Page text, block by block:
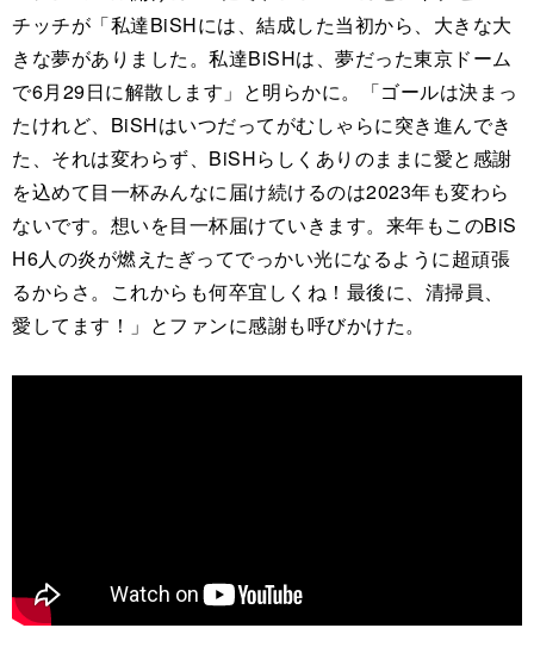
チッチが「私達BiSHには、結成した当初から、大きな大
きな夢がありました。私達BiSHは、夢だった東京ドーム
で6月29日に解散します」と明らかに。「ゴールは決まっ
たけれど、BiSHはいつだってがむしゃらに突き進んでき
た、それは変わらず、BiSHらしくありのままに愛と感謝
を込めて目一杯みんなに届け続けるのは2023年も変わら
ないです。想いを目一杯届けていきます。来年もこのBiS
H6人の炎が燃えたぎってでっかい光になるように超頑張
るからさ。これからも何卒宜しくね！最後に、清掃員、
愛してます！」とファンに感謝も呼びかけた。